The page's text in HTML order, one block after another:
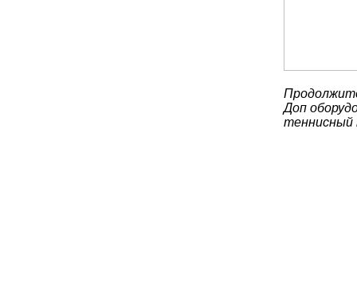
Доп
теннисный